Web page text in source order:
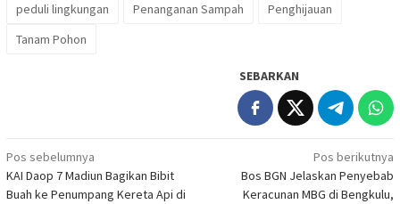
peduli lingkungan Penanganan Sampah
Penghijauan
Tanam Pohon
SEBARKAN
Navigasi
pos
Pos sebelumnya
KAI Daop 7 Madiun Bagikan Bibit
Buah ke Penumpang Kereta Api di
Pos berikutnya
Bos BGN Jelaskan Penyebab
Keracunan MBG di Bengkulu,